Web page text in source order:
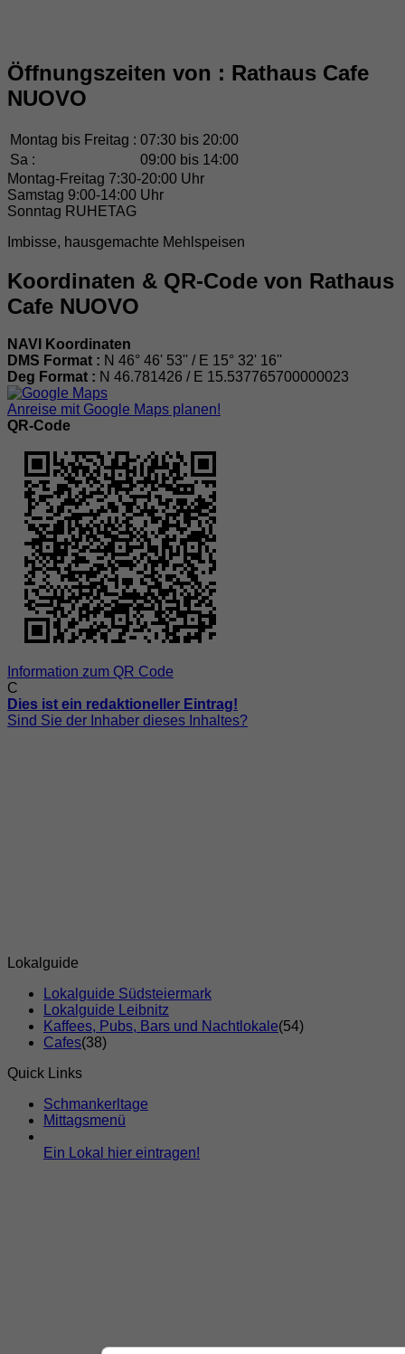
Öffnungszeiten von : Rathaus Cafe
NUOVO
Montag bis Freitag : 07:30 bis 20:00
Sa :
09:00 bis 14:00
Montag-Freitag 7:30-20:00 Uhr
Samstag 9:00-14:00 Uhr
Sonntag RUHETAG
Imbisse, hausgemachte Mehlspeisen
Koordinaten & QR-Code von Rathaus
Cafe NUOVO
NAVI Koordinaten
DMS Format : N 46° 46' 53'' / E 15° 32' 16''
Deg Format : N 46.781426 / E 15.537765700000023
Anreise mit Google Maps planen!
QR-Code
Information zum QR Code
C
Dies ist ein redaktioneller Eintrag!
Sind Sie der Inhaber dieses Inhaltes?
Lokalguide
Lokalguide Südsteiermark
Lokalguide Leibnitz
Kaffees, Pubs, Bars und Nachtlokale(54)
Cafes(38)
Quick Links
Schmankerltage
Mittagsmenü
Ein Lokal hier eintragen!